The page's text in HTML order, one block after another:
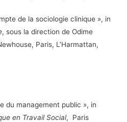
de la sociologie clinique », in
, sous la direction de Odime
Paris, L’Harmattan,
du management public », in
en Travail Social, Paris